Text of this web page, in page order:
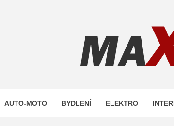
AUTO-MOTO BYDLENÍ ELEKTRO